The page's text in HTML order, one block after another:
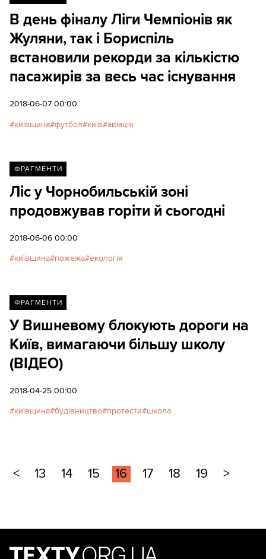
В день фіналу Ліги Чемпіонів як
Жуляни, так і Бориспіль
встановили рекорди за кількістю
пасажирів за весь час існування
2018-06-07 00:00
київщина футбол київ авіація
ФРАГМЕНТИ
Ліс у Чорнобильській зоні
продовжував горіти й сьогодні
2018-06-06 00:00
київщина пожежа екологія
ФРАГМЕНТИ
У Вишневому блокують дороги на
Київ, вимагаючи більшу школу
(ВІДЕО)
2018-04-25 00:00
київщина будівництво протести школа
< 13 14 15 16 17 18 19 >